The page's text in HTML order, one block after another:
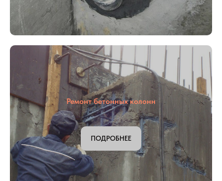
Гидроизоляция вводов
ПОДРОБНЕЕ